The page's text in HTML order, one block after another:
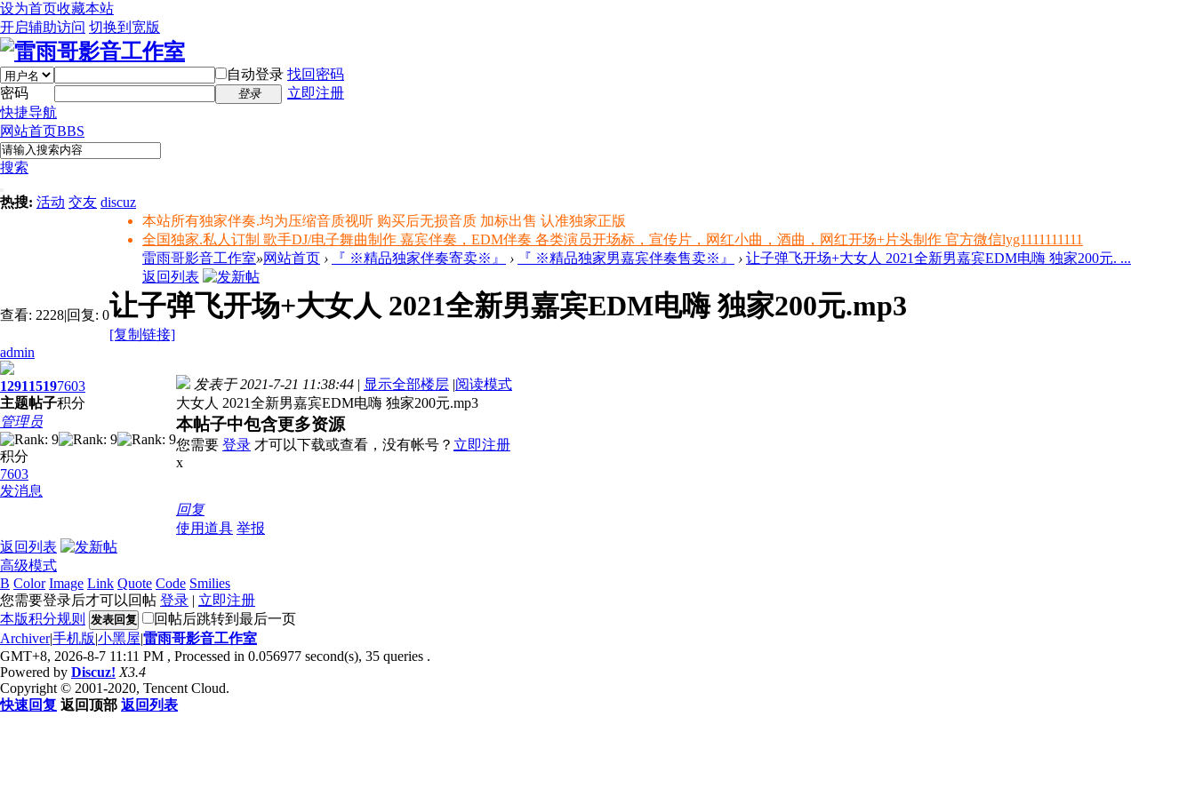
设为首页收藏本站
开启辅助访问 切换到宽版
自动登录 找回密码
密码
登录
立即注册
快捷导航
网站首页BBS
搜索
热搜: 活动 交友 discuz
本站所有独家伴奏.均为压缩音质视听 购买后无损音质 加标出售 认准独家正版
全国独家.私人订制 歌手DJ/电子舞曲制作 嘉宾伴奏，EDM伴奏 各类演员开场标，宣传片，网红小曲，酒曲，网红开场+片头制作 官方微信lyg1111111111
雷雨哥影音工作室»网站首页 › 『 ※精品独家伴奏寄卖※』 › 『 ※精品独家男嘉宾伴奏售卖※』 › 让子弹飞开场+大女人 2021全新男嘉宾EDM电嗨 独家200元. ...
返回列表
查看: 2228|回复: 0让子弹飞开场+大女人 2021全新男嘉宾EDM电嗨 独家200元.mp3
[复制链接]
admin
1291
主题
1519
帖子
7603
积分
管理员
积分
7603
发消息
发表于 2021-7-21 11:38:44 | 显示全部楼层 |阅读模式
大女人 2021全新男嘉宾EDM电嗨 独家200元.mp3
本帖子中包含更多资源
您需要 登录 才可以下载或查看，没有帐号？ 立即注册
x
回复
使用道具 举报
返回列表
高级模式
B Color Image Link Quote Code Smilies
您需要登录后才可以回帖 登录 | 立即注册
本版积分规则
发表回复
回帖后跳转到最后一页
Archiver|手机版|小黑屋|雷雨哥影音工作室
GMT+8, 2026-8-7 11:11 PM , Processed in 0.056977 second(s), 35 queries .
Powered by Discuz! X3.4
Copyright © 2001-2020, Tencent Cloud.
快速回复 返回顶部 返回列表